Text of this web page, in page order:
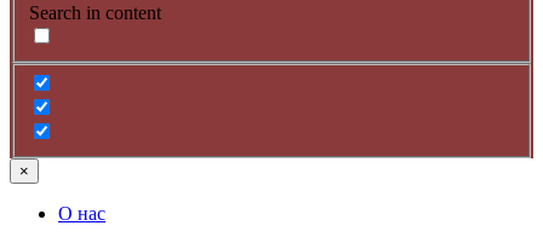
Search in content
×
О нас